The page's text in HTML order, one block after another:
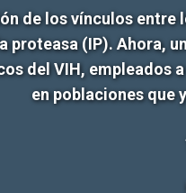
de los vínculos
(IP). Ahora,
del VIH, empleados
en poblaciones que